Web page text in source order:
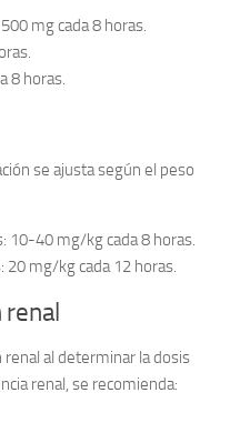
500 mg cada 8 horas.
8 horas.
se ajusta según el peso
10-40 mg/kg cada 8 horas.
20 mg/kg cada 12 horas.
al determinar la dosis
renal, se recomienda: